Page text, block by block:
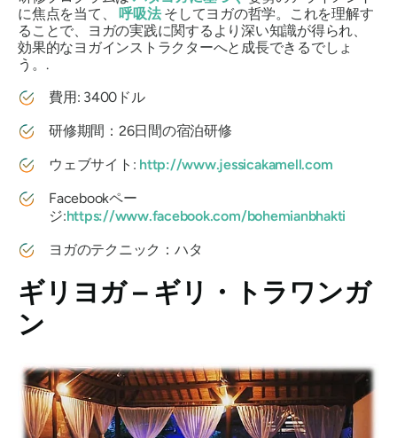
に焦点を当て、呼吸法そしてヨガの哲学。これを理解す
ることで、ヨガの実践に関するより深い知識が得られ、
効果的なヨガインストラクターへと成長できるでしょ
う。.
費用: 3400ドル
研修期間：26日間の宿泊研修
ウェブサイト: http://www.jessicakamell.com
Facebookペー
ジ:https://www.facebook.com/bohemianbhakti
ヨガのテクニック：ハタ
ギリヨガ – ギリ・トラワンガ
ン